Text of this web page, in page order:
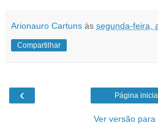
Arionauro Cartuns às segunda-feira,
Compartilhar
‹ Página
Ver versão para